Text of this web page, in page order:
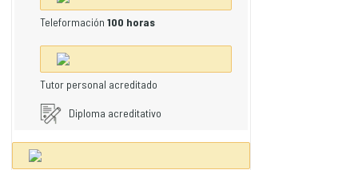
Teleformación100 horas
Tutor personal acreditado
Diploma acreditativo